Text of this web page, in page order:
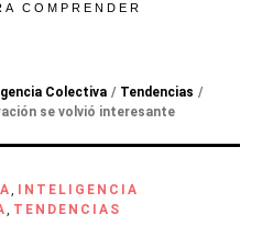
COMPRENDER
Colectiva / Tendencias /
se volvió interesante
,
INTELIGENCIA
, TENDENCIAS